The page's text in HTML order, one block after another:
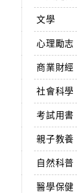
文學
心理勵志
商業財經
社會科學
考試用書
親子教養
自然科普
醫學保健